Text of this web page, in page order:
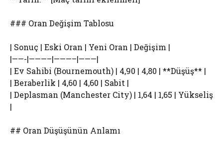
### Oran Değişim Tablosu
| Sonuç | Eski Oran | Yeni Oran | Değişim |
|——-|———–|———–|———|
| Ev Sahibi (Bournemouth) | 4,90 | 4,80 | **Düşüş** |
| Beraberlik | 4,60 | 4,60 | Sabit |
| Deplasman (Manchester City) | 1,64 | 1,65 | Yükseliş
|
## Oran Düşüşünün Anlamı